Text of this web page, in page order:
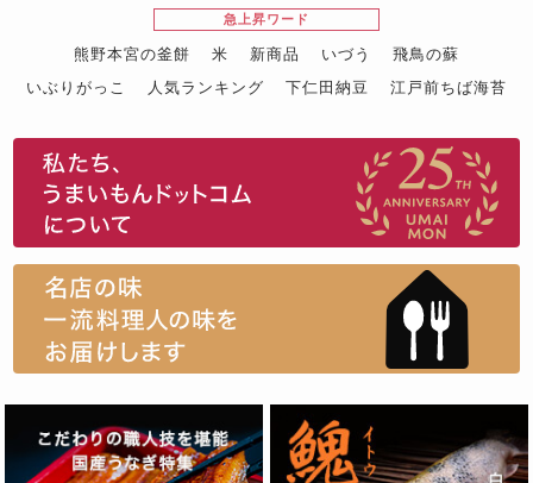
急上昇ワード
熊野本宮の釜餅 米 新商品 いづう
飛鳥の蘇
いぶりがっこ
人気ランキング 下仁田納豆
江戸前ちば海苔